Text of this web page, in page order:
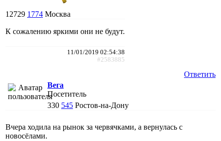
12729 1774 Москва
К сожалению яркими они не будут.
11/01/2019 02:54:38
#2583885
Ответить
Вега
Посетитель
330 545 Ростов-на-Дону
Вчера ходила на рынок за червячками, а вернулась с
новосёлами.